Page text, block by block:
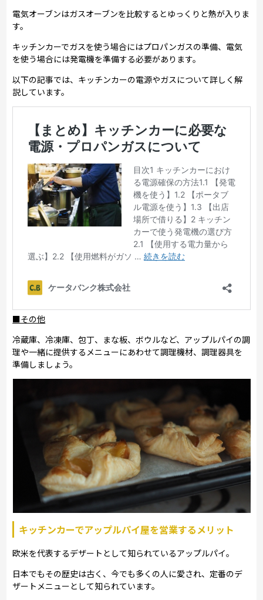
電気オーブンはガスオーブンを比較するとゆっくりと熱が入りま
す。
キッチンカーでガスを使う場合にはプロパンガスの準備、電気
を使う場合には発電機を準備する必要があります。
以下の記事では、キッチンカーの電源やガスについて詳しく解
説しています。
■その他
冷蔵庫、冷凍庫、包丁、まな板、ボウルなど、アップルパイの調
理や一緒に提供するメニューにあわせて調理機材、調理器具を
準備しましょう。
キッチンカーでアップルパイ屋を営業するメリット
欧米を代表するデザートとして知られているアップルパイ。
日本でもその歴史は古く、今でも多くの人に愛され、定番のデ
ザートメニューとして知られています。